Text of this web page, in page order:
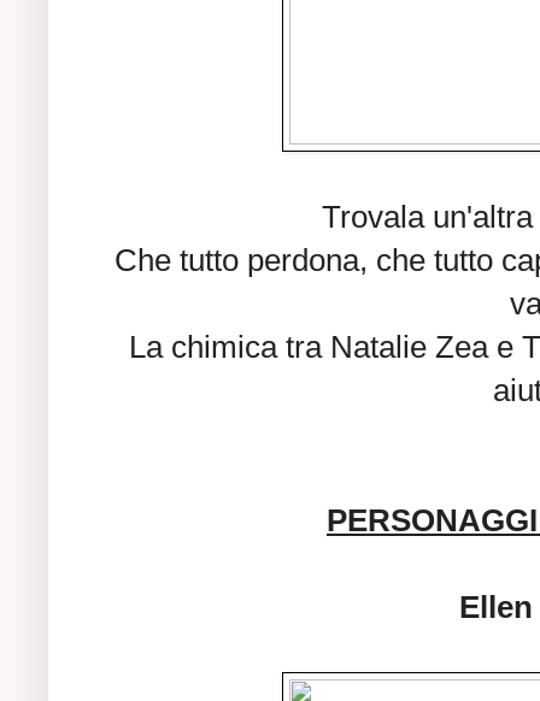
Trovala
Che tutto perdona, che tutto
La chimica tra Natalie Zea e
Ellen